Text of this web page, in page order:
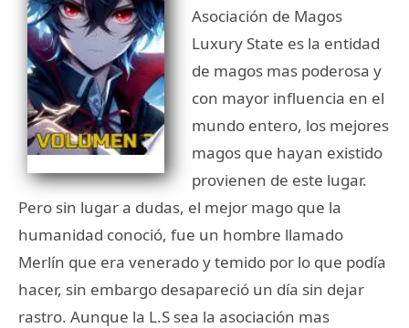
Asociación de Magos
Luxury State es la entidad
de magos mas poderosa y
con mayor influencia en el
mundo entero, los mejores
magos que hayan existido
provienen de este lugar.
Pero sin lugar a dudas, el mejor mago que la
humanidad conoció, fue un hombre llamado
Merlín que era venerado y temido por lo que podía
hacer, sin embargo desapareció un día sin dejar
rastro. Aunque la L.S sea la asociación mas